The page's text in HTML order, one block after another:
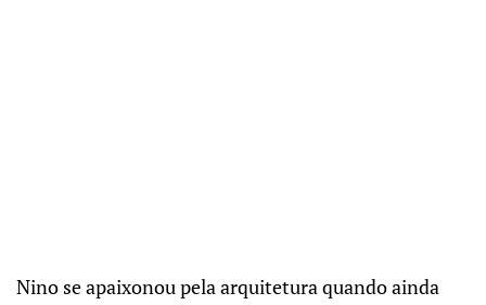
Nino se apaixonou pela arquitetura quando ainda